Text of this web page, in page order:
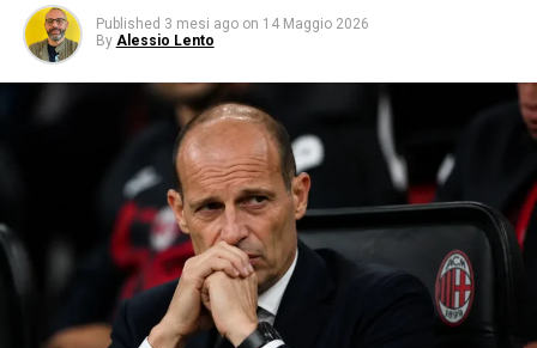
Published 3 mesi ago on 14 Maggio 2026
By Alessio Lento